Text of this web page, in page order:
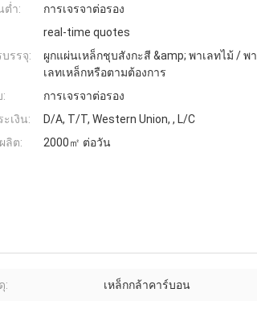
ต่ำ:
การเจรจาต่อรอง
real-time quotes
รรจุ:
ผูกแผ่นเหล็กชุบสังกะสี &amp; พาเลทไม้ / พา
เลทเหล็กหรือตามต้องการ
การเจรจาต่อรอง
เงิน:
D/A, T/T, Western Union, , L/C
ลิต:
2000㎡ ต่อวัน
: เหล็กกล้าคาร์บอน